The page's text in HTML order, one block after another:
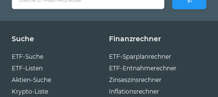
Suche
ETF-Suche
ETF-Listen
Aktien-Suche
Krypto-Liste
Finanzrechner
ETF-Sparplanrechner
ETF-Entnahmerechner
Zinseszinsrechner
Inflationsrechner